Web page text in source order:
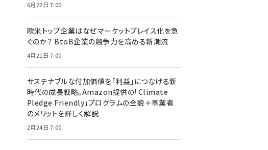
6月22日 7:00
欧米トップ企業はなぜマーケットプレイス化を急
ぐのか？ BtoB企業の競争力を高める新潮流
4月21日 7:00
サステナブルな付加価値を「利益」につなげる新
時代の成長戦略。Amazon提供の「Climate
Pledge Friendly」プログラムの全貌＋事業者
のメリットを詳しく解説
2月24日 7:00